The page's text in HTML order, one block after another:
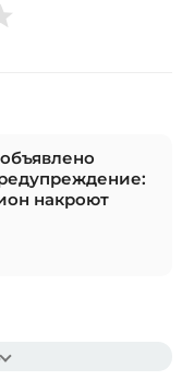
накроют